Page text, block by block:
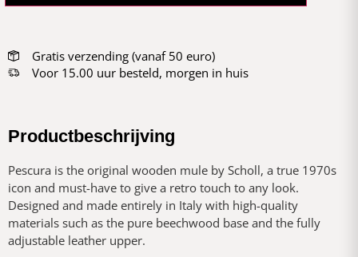
Gratis verzending (vanaf 50 euro)
Voor 15.00 uur besteld, morgen in huis
Productbeschrijving
Pescura is the original wooden mule by Scholl, a true 1970s
icon and must-have to give a retro touch to any look.
Designed and made entirely in Italy with high-quality
materials such as the pure beechwood base and the fully
adjustable leather upper.